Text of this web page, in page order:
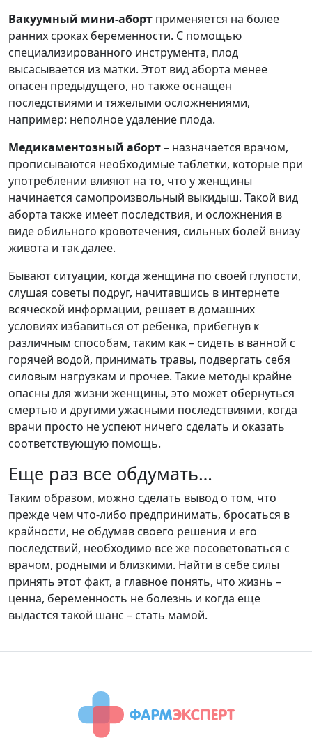
Вакуумный мини-аборт применяется на более
ранних сроках беременности. С помощью
специализированного инструмента, плод
высасывается из матки. Этот вид аборта менее
опасен предыдущего, но также оснащен
последствиями и тяжелыми осложнениями,
например: неполное удаление плода.
Медикаментозный аборт– назначается врачом,
прописываются необходимые таблетки, которые при
употреблении влияют на то, что у женщины
начинается самопроизвольный выкидыш. Такой вид
аборта также имеет последствия, и осложнения в
виде обильного кровотечения, сильных болей внизу
живота и так далее.
Бывают ситуации, когда женщина по своей глупости,
слушая советы подруг, начитавшись в интернете
всяческой информации, решает в домашних
условиях избавиться от ребенка, прибегнув к
различным способам, таким как – сидеть в ванной с
горячей водой, принимать травы, подвергать себя
силовым нагрузкам и прочее. Такие методы крайне
опасны для жизни женщины, это может обернуться
смертью и другими ужасными последствиями, когда
врачи просто не успеют ничего сделать и оказать
соответствующую помощь.
Еще раз все обдумать…
Таким образом, можно сделать вывод о том, что
прежде чем что-либо предпринимать, бросаться в
крайности, не обдумав своего решения и его
последствий, необходимо все же посоветоваться с
врачом, родными и близкими. Найти в себе силы
принять этот факт, а главное понять, что жизнь –
ценна, беременность не болезнь и когда еще
выдастся такой шанс – стать мамой.